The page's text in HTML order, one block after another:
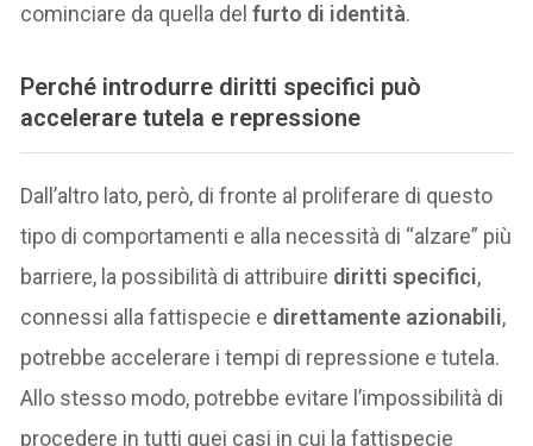
cominciare da quella delfurto di identità.
Perché introdurre diritti specifici può
accelerare tutela e repressione
Dall’altro lato, però, di fronte al proliferare di questo
tipo di comportamenti e alla necessità di “alzare” più
barriere, la possibilità di attribuire diritti specifici,
connessi alla fattispecie e direttamente azionabili,
potrebbe accelerare i tempi di repressione e tutela.
Allo stesso modo, potrebbe evitare l’impossibilità di
procedere in tutti quei casi in cui la fattispecie